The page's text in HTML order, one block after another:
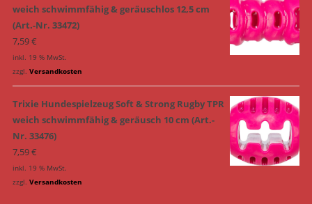
weich schwimmfähig & geräuschlos 12,5 cm
(Art.-Nr. 33472)
7,59€
inkl. 19 % MwSt.
zzgl. Versandkosten
Trixie Hundespielzeug Soft & Strong Rugby TPR
weich schwimmfähig & geräusch 10 cm (Art.-
Nr. 33476)
7,59€
inkl. 19 % MwSt.
zzgl. Versandkosten